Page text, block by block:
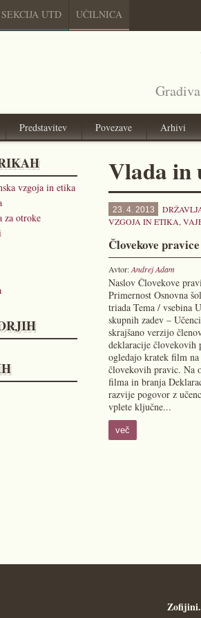
SEKCIJA UTD UČILNICA
Predstavitev Povezave Arhivi
vzgoja in etika
za otroke
Vlada in
23. 4. 2013
VZGOJA IN ETIKA,
Človekove pravice
Avtor:Andrej Adam
Naslov Človekove
Primernost Osnovna
triada Tema / vsebina
skupnih zadev –
skrajšano verzijo
deklaracije človekovih
ogledajo kratek film na
človekovih pravic. Na
filma in branja
razvije pogovor z
vplete ključne...
več